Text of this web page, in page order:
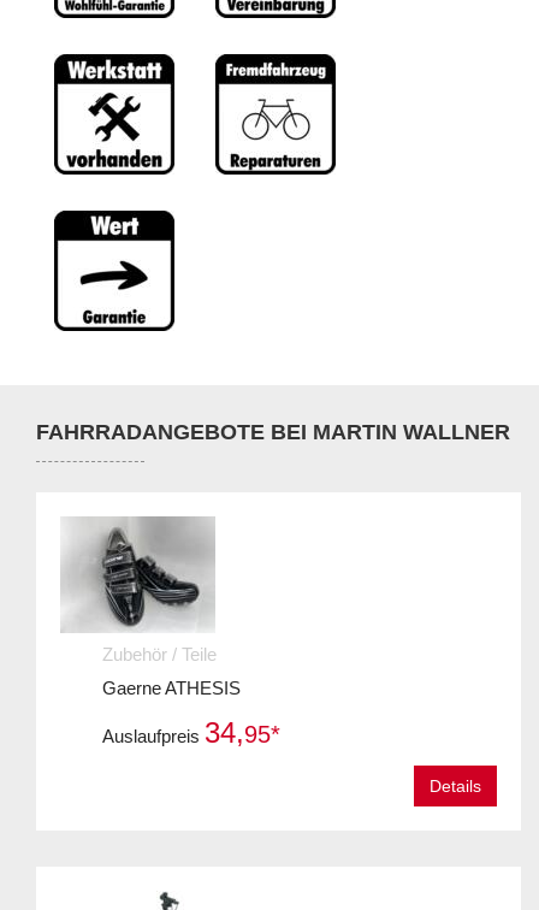
FAHRRADANGEBOTE BEI MARTIN WALLNER
Zubehör / Teile
Gaerne ATHESIS
Auslaufpreis 34,95*
Details